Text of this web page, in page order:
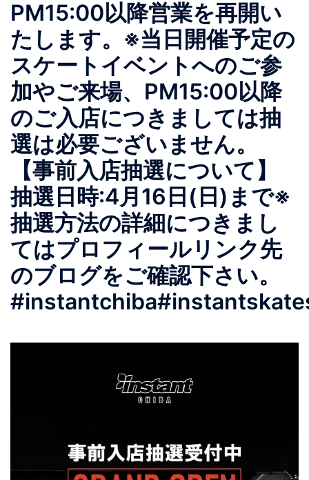
PM15:00以降営業を再開い
たします。※当日開催予定の
スケートイベントへのご参
加やご来場、PM15:00以降
のご入店につきましては抽
選は必要ございません。
【事前入店抽選について】
抽選日時:4月16日(日)まで※
抽選方法の詳細につきまし
てはプロフィールリンク先
のブログをご確認下さい。